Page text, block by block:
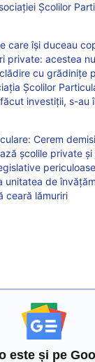
Școlilor
care își duceau
private: acestea
cu grădinițe
Școlilor
investiții, s-au
Cerem
școlile private și
unitatea de
ceară lămuriri
este și pe